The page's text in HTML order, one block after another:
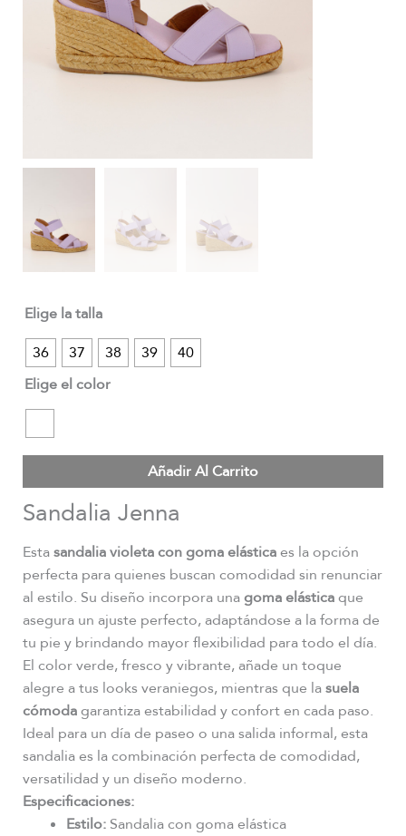
Elige la talla
36
37 38 39
40
Elige el color
Añadir Al Carrito
Sandalia Jenna
Estasandalia violeta con goma elásticaes la opción
perfecta para quienes buscan comodidad sin renunciar
al estilo. Su diseño incorpora unagoma elásticaque
asegura un ajuste perfecto, adaptándose a la forma de
tu pie y brindando mayor flexibilidad para todo el día.
El color verde, fresco y vibrante, añade un toque
alegre a tus looks veraniegos, mientras que lasuela
cómodagarantiza estabilidad y confort en cada paso.
Ideal para un día de paseo o una salida informal, esta
sandalia es la combinación perfecta de comodidad,
versatilidad y un diseño moderno.
Especificaciones:
Estilo:Sandalia con goma elástica